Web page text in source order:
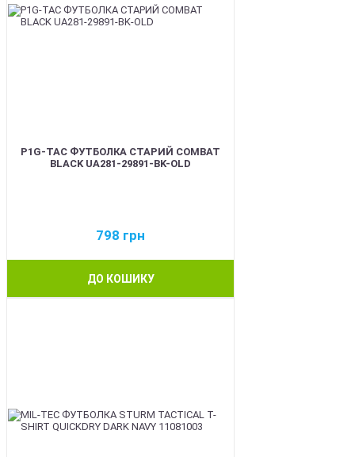
P1G-TAC ФУТБОЛКА СТАРИЙ COMBAT
BLACK UA281-29891-BK-OLD
798 грн
ДО КОШИКУ